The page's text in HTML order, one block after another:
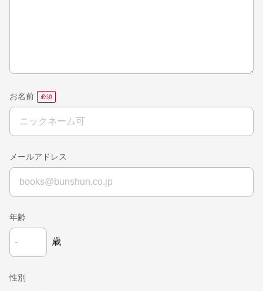
お名前
メールアドレス
年齢
歳
性別